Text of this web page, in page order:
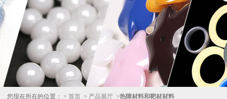
您现在所在的位置： > 首页 > 产品展厅 >热障材料和靶材材料